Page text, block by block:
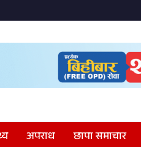
अपराध छापा समाचार